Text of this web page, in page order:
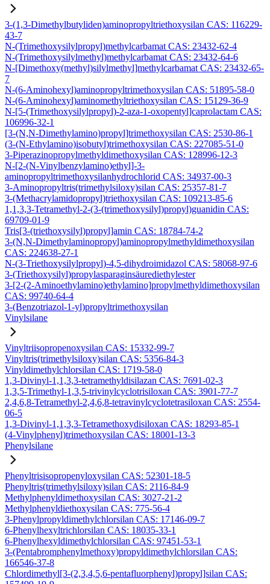
3-(1,3-Dimethylbutyliden)aminopropyltriethoxysilan CAS: 116229-
43-7
N-(Trimethoxysilylpropyl)methylcarbamat CAS: 23432-62-4
N-(Trimethoxysilylmethyl)methylcarbamat CAS: 23432-64-6
N-[Dimethoxy(methyl)silylmethyl]methylcarbamat CAS: 23432-65-
7
N-(6-Aminohexyl)aminopropyltrimethoxysilan CAS: 51895-58-0
N-(6-Aminohexyl)aminomethyltriethoxysilan CAS: 15129-36-9
N-[5-(Trimethoxysilylpropyl)-2-aza-1-oxopentyl]caprolactam CAS:
106996-32-1
[3-(N,N-Dimethylamino)propyl]trimethoxysilan CAS: 2530-86-1
(3-(N-Ethylamino)isobutyl)trimethoxysilan CAS: 227085-51-0
3-Piperazinopropylmethyldimethoxysilan CAS: 128996-12-3
N-[2-(N-Vinylbenzylamino)ethyl]-3-
aminopropyltrimethoxysilanhydrochlorid CAS: 34937-00-3
3-Aminopropyltris(trimethylsiloxy)silan CAS: 25357-81-7
3-(Methacrylamidopropyl)triethoxysilan CAS: 109213-85-6
1,1,3,3-Tetramethyl-2-(3-(trimethoxysilyl)propyl)guanidin CAS:
69709-01-9
Tris[3-(triethoxysilyl)propyl]amin CAS: 18784-74-2
3-(N,N-Dimethylaminopropyl)aminopropylmethyldimethoxysilan
CAS: 224638-27-1
N-(3-Triethoxysilylpropyl)-4,5-dihydroimidazol CAS: 58068-97-6
3-(Triethoxysilyl)propylasparaginsäurediethylester
3-[2-(2-Aminoethylamino)ethylamino]propylmethyldimethoxysilan
CAS: 99740-64-4
3-(Benzotriazol-1-yl)propyltrimethoxysilan
Vinylsilane
Vinyltriisopropenoxysilan CAS: 15332-99-7
Vinyltris(trimethylsiloxy)silan CAS: 5356-84-3
Vinyldimethylchlorsilan CAS: 1719-58-0
1,3-Divinyl-1,1,3,3-tetramethyldisilazan CAS: 7691-02-3
1,3,5-Trimethyl-1,3,5-trivinylcyclotrisiloxan CAS: 3901-77-7
2,4,6,8-Tetramethyl-2,4,6,8-tetravinylcyclotetrasiloxan CAS: 2554-
06-5
1,3-Divinyl-1,1,3,3-Tetramethoxydisiloxan CAS: 18293-85-1
(4-Vinylphenyl)trimethoxysilan CAS: 18001-13-3
Phenylsilane
Phenyltrisisopropenyloxysilan CAS: 52301-18-5
Phenyltris(trimethylsiloxy)silan CAS: 2116-84-9
Methylphenyldimethoxysilan CAS: 3027-21-2
Methylphenyldiethoxysilan CAS: 775-56-4
3-Phenylpropyldimethylchlorsilan CAS: 17146-09-7
6-Phenylhexyltrichlorsilan CAS: 18035-33-1
6-Phenylhexyldimethylchlorsilan CAS: 97451-53-1
3-(Pentabromphenylmethoxy)propyldimethylchlorsilan CAS:
166546-37-8
Chlordimethyl[3-(2,3,4,5,6-pentafluorphenyl)propyl]silan CAS: